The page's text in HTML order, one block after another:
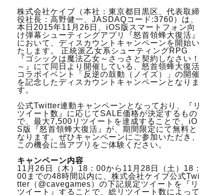
株式会社ケイブ（本社：東京都目黒区、代表取締
役社長：高野健一、JASDAQコード:3760）は、
本日2015年11月26日、iOS版スマートフォン向
け弾幕シューティングアプリ『怒首領蜂大復活』
において、ディスカウントキャンペーンを開始い
たします。 正統派乙女系シューティングRPG
『ゴシックは魔法乙女～さっさと契約しなさい！
～』にて同日より開催している、怒首領蜂大復活
コラボイベント「反逆の鼓動（ノイズ）」の開催
を記念したディスカウントキャンペーンとなりま
す。
公式Twitter連動キャンペーンとなっており、『リ
ツイート数』に応じてSALE価格が決定するもの
で、最大7,500リツイートを達成することで、iO
S版『怒首領蜂大復活』が、期間限定にて無料と
なります。ぜひキャンペーンにご参加いただき、
この機会に当アプリをご体験ください。
キャンペーン内容
11月26日（木）18：00から11月28日（土）18：
00までの48時間以内に、株式会社ケイブ公式Twi
tter（@cavegames）の下記規定ツイートを『リ
ツイート』することで、総リツイート数によって